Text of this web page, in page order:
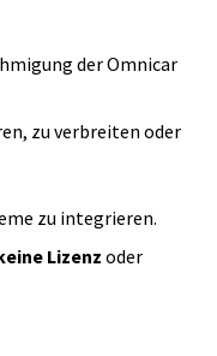
der Omnicar
zu verbreiten oder
zu integrieren.
Lizenz oder